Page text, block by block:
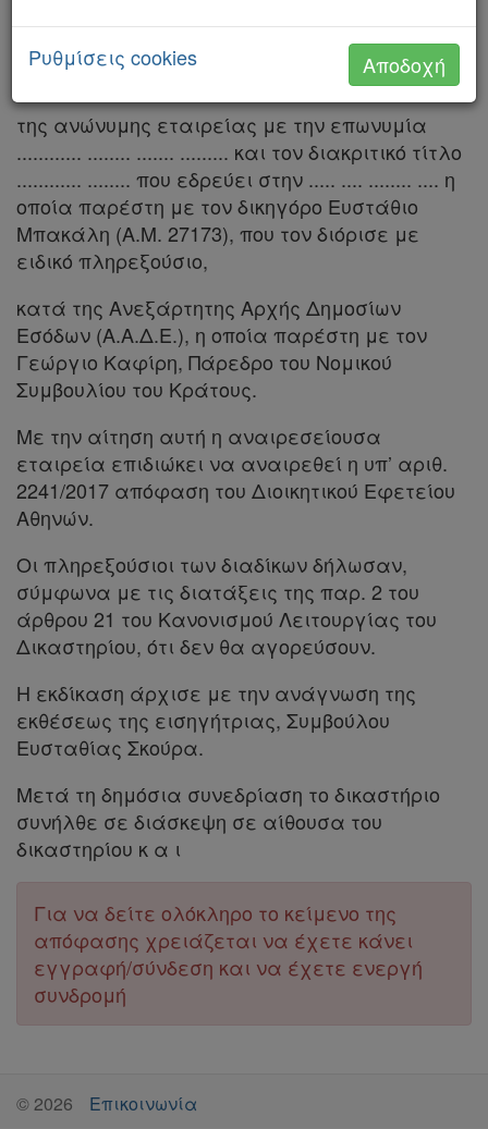
Διακρατικές
Συμφωνίες
Ελλάδας
Πληροφορίες
Εταιρεία
Επικοινωνία
Όροι
χρήσης
Πολιτική
και
cookies
Απόκτηση
Συνδρομής
Ατομική
συνδρομή
Ομαδικά
πακέτα
Παροχές
Γραμματέας του Β΄ Τμήματος.
Για να δικάσει την από 17 Ιουλίου 2017 αίτηση:
της ανώνυμης εταιρείας με την επωνυμία
............ ........ ....... ......... και τον διακριτικό τίτλο
............ ........ που εδρεύει στην ..... .... ........ .... η
οποία παρέστη με τον δικηγόρο Ευστάθιο
Μπακάλη (Α.Μ. 27173), που τον διόρισε με
ειδικό πληρεξούσιο,
κατά της Ανεξάρτητης Αρχής Δημοσίων
Εσόδων (Α.Α.Δ.Ε.), η οποία παρέστη με τον
Γεώργιο Καφίρη, Πάρεδρο του Νομικού
Συμβουλίου του Κράτους.
Με την αίτηση αυτή η αναιρεσείουσα
εταιρεία επιδιώκει να αναιρεθεί η υπ’ αριθ.
2241/2017 απόφαση του Διοικητικού Εφετείου
Αθηνών.
Οι πληρεξούσιοι των διαδίκων δήλωσαν,
σύμφωνα με τις διατάξεις της παρ. 2 του
άρθρου 21 του Κανονισμού Λειτουργίας του
Δικαστηρίου, ότι δεν θα αγορεύσουν.
Η εκδίκαση άρχισε με την ανάγνωση της
εκθέσεως της εισηγήτριας, Συμβούλου
Ευσταθίας Σκούρα.
Μετά τη δημόσια συνεδρίαση το δικαστήριο
συνήλθε σε διάσκεψη σε αίθουσα του
δικαστηρίου κ α ι
Για να δείτε ολόκληρο το κείμενο της
απόφασης χρειάζεται να έχετε κάνει
εγγραφή/σύνδεση και να έχετε ενεργή
συνδρομή
©2026 Επικοινωνία
Ρυθμίσεις cookies Αποδοχή